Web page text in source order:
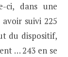
ci, dans une
suivi 225
du dispositif,
… 243 en se